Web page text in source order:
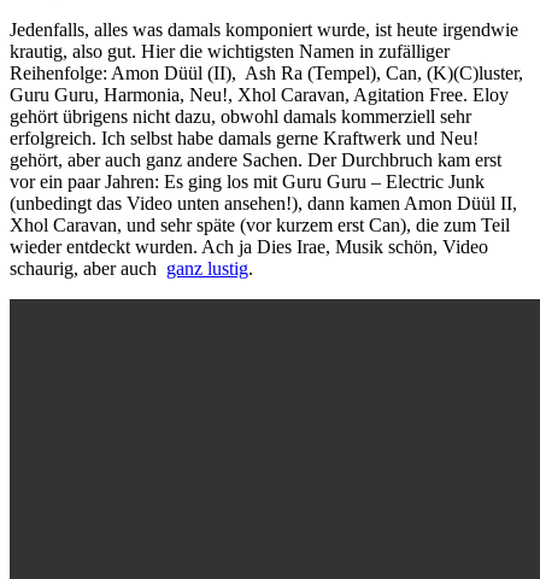
Jedenfalls, alles was damals komponiert wurde, ist heute irgendwie
krautig, also gut. Hier die wichtigsten Namen in zufälliger
Reihenfolge: Amon Düül (II), Ash Ra (Tempel), Can, (K)(C)luster,
Guru Guru, Harmonia, Neu!, Xhol Caravan, Agitation Free. Eloy
gehört übrigens nicht dazu, obwohl damals kommerziell sehr
erfolgreich. Ich selbst habe damals gerne Kraftwerk und Neu!
gehört, aber auch ganz andere Sachen. Der Durchbruch kam erst
vor ein paar Jahren: Es ging los mit Guru Guru – Electric Junk
(unbedingt das Video unten ansehen!), dann kamen Amon Düül II,
Xhol Caravan, und sehr späte (vor kurzem erst Can), die zum Teil
wieder entdeckt wurden. Ach ja Dies Irae, Musik schön, Video
schaurig, aber auch ganz lustig.